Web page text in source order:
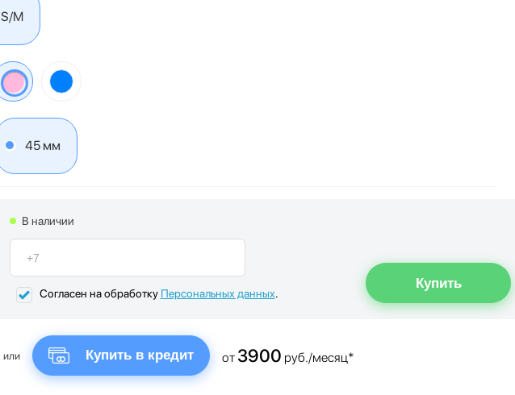
S/M
45 мм
В наличии
Согласен на обработку Персональных данных.
или Купить в кредит от 3900 руб./месяц*